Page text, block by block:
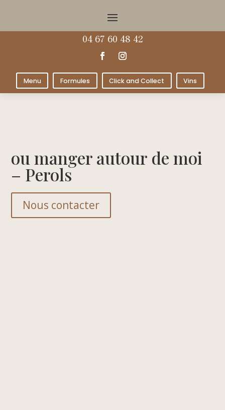
04 67 60 48 42
Menu Formules Click and Collect Vins
ou manger autour de moi
– Perols
Nous contacter